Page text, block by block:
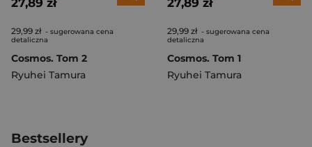
27,89 zł
29,99 zł - sugerowana cena
detaliczna
Cosmos. Tom 2
Ryuhei Tamura
27,89 zł
29,99 zł - sugerowana cena
detaliczna
Cosmos. Tom 1
Ryuhei Tamura
Bestsellery